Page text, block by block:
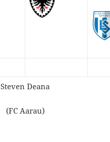
Steven Deana
(FC Aarau)